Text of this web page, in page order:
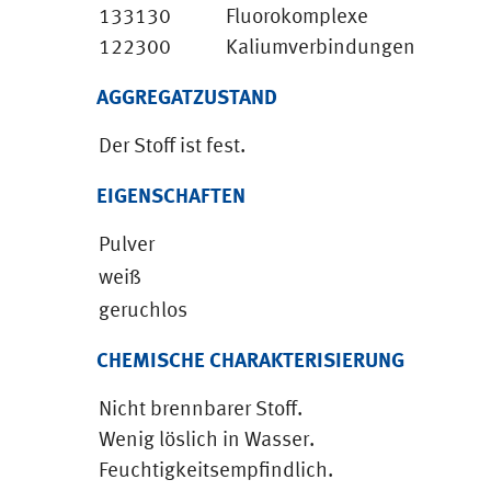
133130
122300
Fluorokomplexe
Kaliumverbindungen
AGGREGATZUSTAND
Der Stoff ist fest.
EIGENSCHAFTEN
Pulver
weiß
geruchlos
CHEMISCHE CHARAKTERISIERUNG
Nicht brennbarer Stoff.
Wenig löslich in Wasser.
Feuchtigkeitsempfindlich.